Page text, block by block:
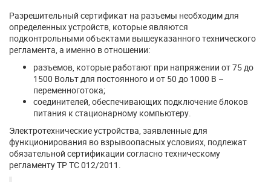
Разрешительный сертификат на разъемы необходим для
определенных устройств, которые являются
подконтрольными объектами вышеуказанного технического
регламента, а именно в отношении:
разъемов, которые работают при напряжении от 75 до
1500 Вольт для постоянного и от 50 до 1000 В –
переменноготока;
соединителей, обеспечивающих подключение блоков
питания к стационарному компьютеру.
Электротехнические устройства, заявленные для
функционирования во взрывоопасных условиях, подлежат
обязательной сертификации согласно техническому
регламенту ТР ТС 012/2011.